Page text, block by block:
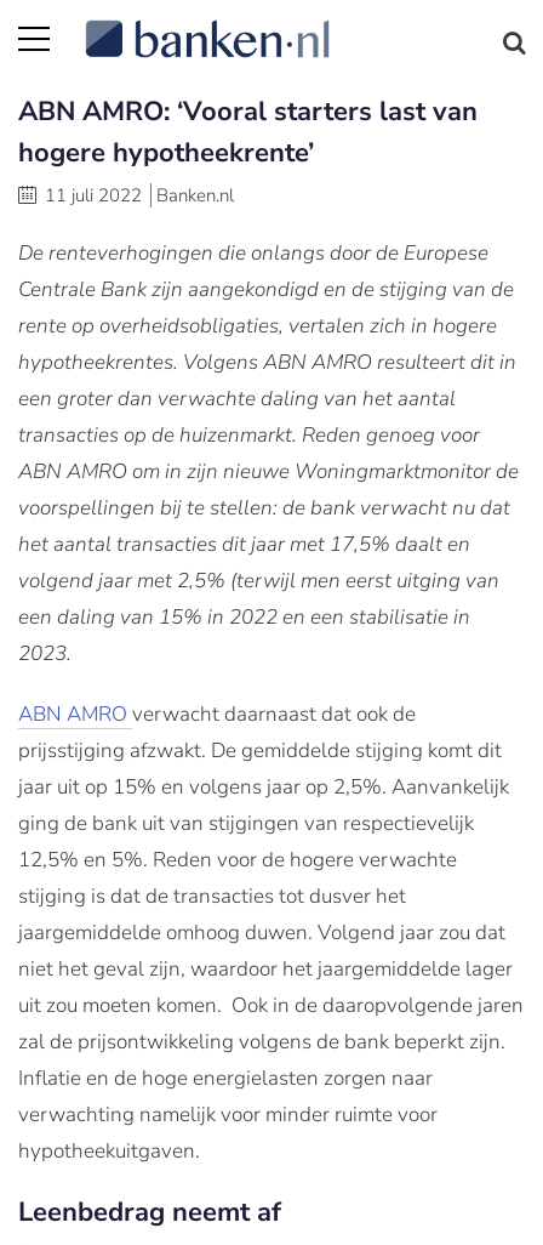
ABN AMRO: ‘Vooral starters last van
hogere hypotheekrente’
11 juli 2022 Banken.nl
De renteverhogingen die onlangs door de Europese
Centrale Bank zijn aangekondigd en de stijging van de
rente op overheidsobligaties, vertalen zich in hogere
hypotheekrentes. Volgens ABN AMRO resulteert dit in
een groter dan verwachte daling van het aantal
transacties op de huizenmarkt. Reden genoeg voor
ABN AMRO om in zijn nieuwe Woningmarktmonitor de
voorspellingen bij te stellen: de bank verwacht nu dat
het aantal transacties dit jaar met 17,5% daalt en
volgend jaar met 2,5% (terwijl men eerst uitging van
een daling van 15% in 2022 en een stabilisatie in
2023.
ABN AMRO verwacht daarnaast dat ook de
prijsstijging afzwakt. De gemiddelde stijging komt dit
jaar uit op 15% en volgens jaar op 2,5%. Aanvankelijk
ging de bank uit van stijgingen van respectievelijk
12,5% en 5%. Reden voor de hogere verwachte
stijging is dat de transacties tot dusver het
jaargemiddelde omhoog duwen. Volgend jaar zou dat
niet het geval zijn, waardoor het jaargemiddelde lager
uit zou moeten komen. Ook in de daaropvolgende jaren
zal de prijsontwikkeling volgens de bank beperkt zijn.
Inflatie en de hoge energielasten zorgen naar
verwachting namelijk voor minder ruimte voor
hypotheekuitgaven.
Leenbedrag neemt af